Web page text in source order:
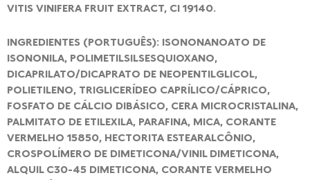
VITIS VINIFERA FRUIT EXTRACT, CI 19140.
INGREDIENTES (PORTUGUÊS): ISONONANOATO DE
ISONONILA, POLIMETILSILSESQUIOXANO,
DICAPRILATO/DICAPRATO DE NEOPENTILGLICOL,
POLIETILENO, TRIGLICERÍDEO CAPRÍLICO/CÁPRICO,
FOSFATO DE CÁLCIO DIBÁSICO, CERA MICROCRISTALINA,
PALMITATO DE ETILEXILA, PARAFINA, MICA, CORANTE
VERMELHO 15850, HECTORITA ESTEARALCÔNIO,
CROSPOLÍMERO DE DIMETICONA/VINIL DIMETICONA,
ALQUIL C30-45 DIMETICONA, CORANTE VERMELHO